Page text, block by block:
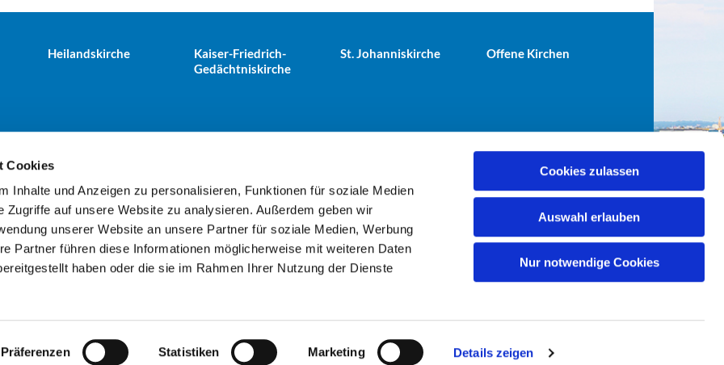
Cookies
Inhalte und Anzeigen zu personalisieren, Funktionen für soziale Medien
Zugriffe auf unsere Website zu analysieren. Außerdem geben wir
unserer Website an unsere Partner für soziale Medien, Werbung
Partner führen diese Informationen möglicherweise mit weiteren Daten
haben oder die sie im Rahmen Ihrer Nutzung der Dienste
Präferenzen Statistiken Marketing Details zeigen
Cookies zulassen
Auswahl erlauben
Nur notwendige Cookies
Heilandskirche
Kaiser-Friedrich-
Gedächtniskirche
St. Johanniskirche Offene Kirchen
Tiergarten · Alt-Moabit 25, 10559 Berlin+49303943498 kuesterei@ev-gemeinde-tiergarten.de
Kontaktinformationen Impressum